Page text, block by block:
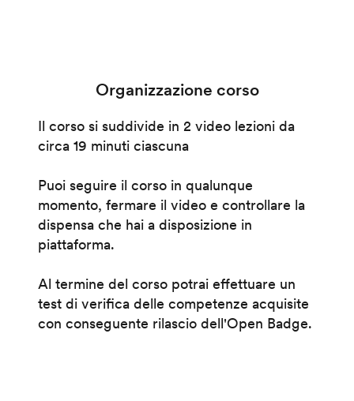
Organizzazione corso
Il corso si suddivide in 2 video lezioni da
circa 19 minuti ciascuna
Puoi seguire il corso in qualunque
momento, fermare il video e controllare la
dispensa che hai a disposizione in
piattaforma.
Al termine del corso potrai effettuare un
test di verifica delle competenze acquisite
con conseguente rilascio dell'Open Badge.